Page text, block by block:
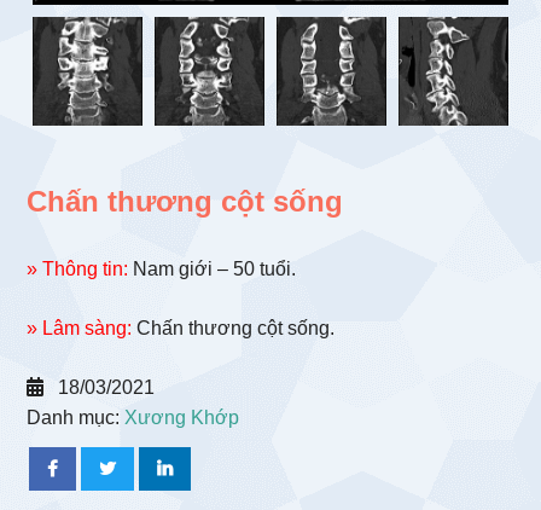
Chấn thương cột sống
» Thông tin: Nam giới – 50 tuổi.
» Lâm sàng: Chấn thương cột sống.
18/03/2021
Danh mục:Xương Khớp